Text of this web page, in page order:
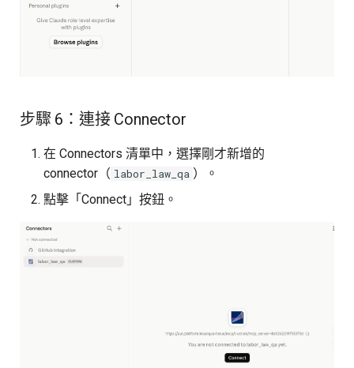
步驟 6：連接 Connector
在 Connectors 清單中，選擇剛才新增的
connector（ labor_law_qa ）。
點擊「Connect」按鈕。